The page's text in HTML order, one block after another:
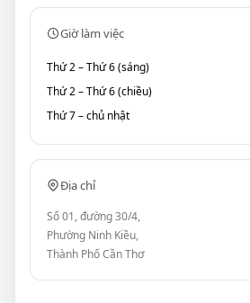
Giờ làm việc
Thứ 2 – Thứ 6 (sáng)
Thứ 2 – Thứ 6 (chiều)
Thứ 7 – chủ nhật
Địa chỉ
Số 01, đường 30/4,
Phường Ninh Kiều,
Thành Phố Cần Thơ